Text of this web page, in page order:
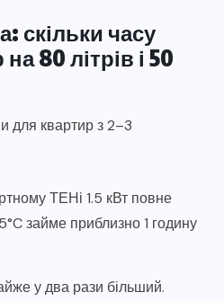
скільки часу
80 літрів і 50
для квартир з 2–3
ТЕНі 1.5 кВт повне
займе приблизно 1 годину
у два рази більший.